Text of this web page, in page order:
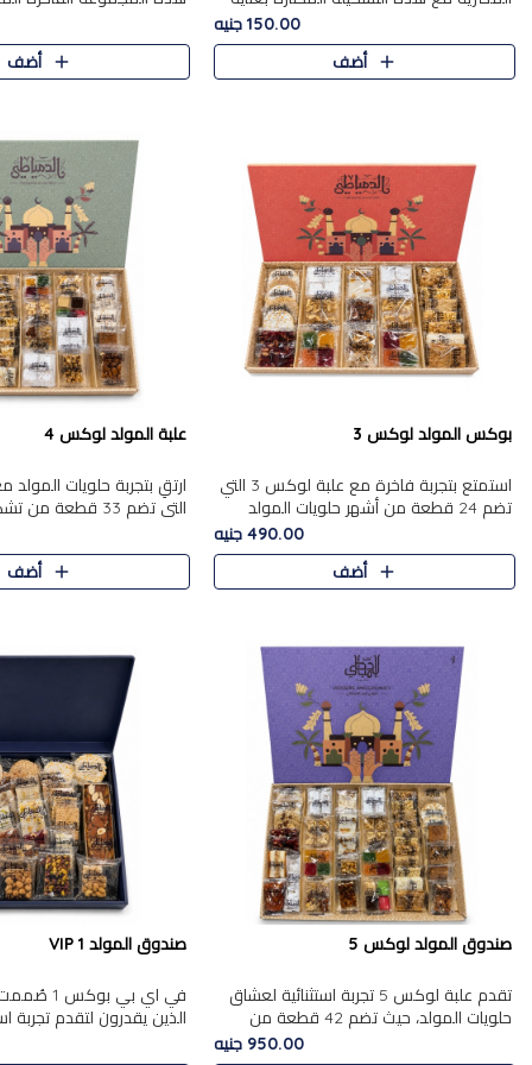
من 9 قطع. تتضمن التشكيلة جوزرية مع
فول،ملبان سادة، ملبان
150.00 جنيه
أضف
قطعة، والتي تم اختيارها
تشكيلة واسعة من الحلويات
المفضلة. تشمل المجموعة
أضف
بوكس المولد لوكس 3
استمتع بتجربة فاخرة مع علبة لوكس 3 التي
تضم 24 قطعة من أشهر حلويات المولد
الشرقية المختارة بعناية. تحتوي التشكيلة على
الجزرية بالفول، والملب..
490.00 جنيه
أضف
علبة المولد لوكس 4
التي تضم 33 قطعة
ومتنوعة من أشهر
العلبة على الجزرية بالفول،..
أضف
صندوق المولد لوكس 5
تقدم علبة لوكس 5 تجربة استثنائية لعشاق
حلويات المولد، حيث تضم 42 قطعة من
تشكيلة فاخرة تجمع بين أشهر الأصناف
950.00 جنيه
صندوق المولد VIP 1
في اي بي
الذين يقدرون لتقدم تجربة
تجمع بين أفخر حلويات